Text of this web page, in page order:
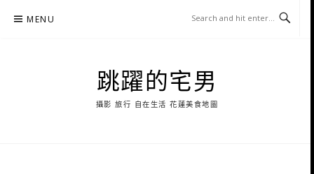
MENU
跳躍的宅男
攝影 旅行 自在生活 花蓮美食地圖